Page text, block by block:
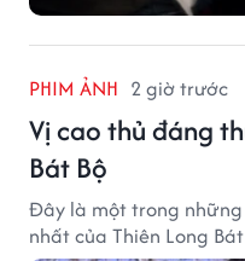
PHIM ẢNH 2 giờ trước
Vị cao thủ đáng
Bát Bộ
Đây là một trong
nhất của Thiên Long